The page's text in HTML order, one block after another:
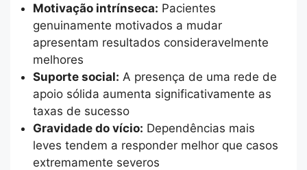
Motivação intrínseca: Pacientes
genuinamente motivados a mudar
apresentam resultados consideravelmente
melhores
Suporte social: A presença de uma rede de
apoio sólida aumenta significativamente as
taxas de sucesso
Gravidade do vício: Dependências mais
leves tendem a responder melhor que casos
extremamente severos